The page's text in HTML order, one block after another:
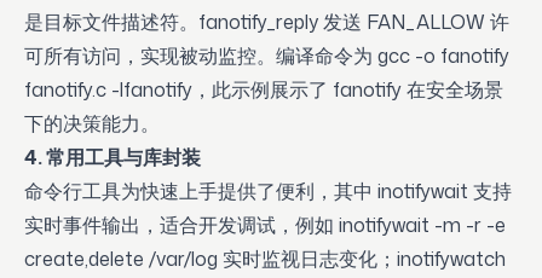
是目标文件描述符。fanotify_reply 发送 FAN_ALLOW 许
可所有访问，实现被动监控。编译命令为 gcc -o fanotify
fanotify.c -lfanotify，此示例展示了 fanotify 在安全场景
下的决策能力。
4. 常用工具与库封装
命令行工具为快速上手提供了便利，其中 inotifywait 支持
实时事件输出，适合开发调试，例如 inotifywait -m -r -e
create,delete /var/log 实时监视日志变化；inotifywatch